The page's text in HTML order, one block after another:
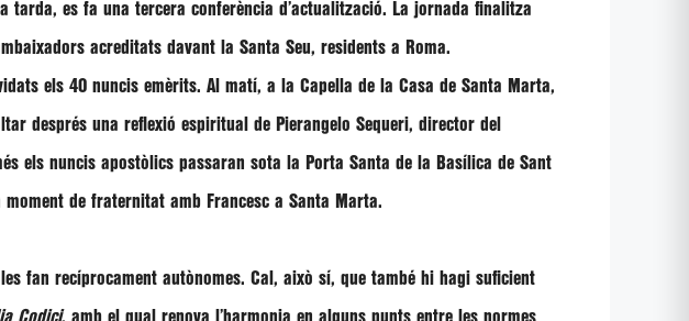
tarda, es fa una tercera conferència d’actualització. La jornada finalitza
acreditats davant la Santa Seu, residents a Roma.
els 40 nuncis emèrits. Al matí, a la Capella de la Casa de Santa Marta,
després una reflexió espiritual de Pierangelo Sequeri, director del
els nuncis apostòlics passaran sota la Porta Santa de la Basílica de Sant
de fraternitat amb Francesc a Santa Marta.
fan recíprocament autònomes. Cal, això sí, que també hi hagi suficient
Codici, amb el qual renova l’harmonia en alguns punts entre les normes